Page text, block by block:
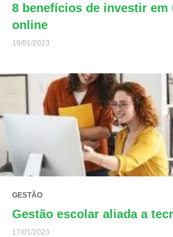
8 benefícios de investir em
online
19/01/2023
GESTÃO
Gestão escolar aliada a
17/01/2023